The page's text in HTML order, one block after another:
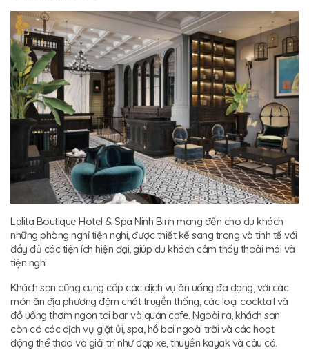
Lalita Boutique Hotel & Spa Ninh Binh mang đến cho du khách
những phòng nghỉ tiện nghi, được thiết kế sang trọng và tinh tế với
đầy đủ các tiện ích hiện đại, giúp du khách cảm thấy thoải mái và
tiện nghi.
Khách sạn cũng cung cấp các dịch vụ ăn uống đa dạng, với các
món ăn địa phương đậm chất truyền thống, các loại cocktail và
đồ uống thơm ngon tại bar và quán cafe. Ngoài ra, khách sạn
còn có các dịch vụ giặt ủi, spa, hồ bơi ngoài trời và các hoạt
động thể thao và giải trí như đạp xe, thuyền kayak và câu cá.